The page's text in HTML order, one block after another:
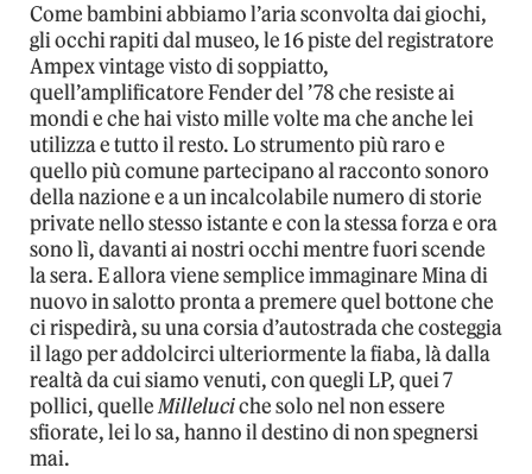
Come bambini abbiamo l’aria sconvolta dai giochi,
gli occhi rapiti dal museo, le 16 piste del registratore
Ampex vintage visto di soppiatto,
quell’amplificatore Fender del ’78 che resiste ai
mondi e che hai visto mille volte ma che anche lei
utilizza e tutto il resto. Lo strumento più raro e
quello più comune partecipano al racconto sonoro
della nazione e a un incalcolabile numero di storie
private nello stesso istante e con la stessa forza e ora
sono lì, davanti ai nostri occhi mentre fuori scende
la sera. E allora viene semplice immaginare Mina di
nuovo in salotto pronta a premere quel bottone che
ci rispedirà, su una corsia d’autostrada che costeggia
il lago per addolcirci ulteriormente la fiaba, là dalla
realtà da cui siamo venuti, con quegli LP, quei 7
pollici, quelleMilleluciche solo nel non essere
sfiorate, lei lo sa, hanno il destino di non spegnersi
mai.